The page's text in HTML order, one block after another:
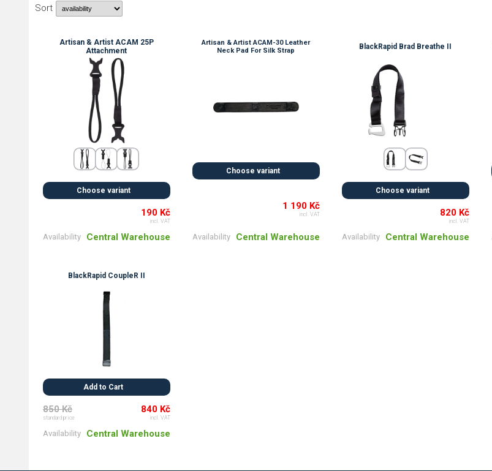
Sort
Artisan & Artist ACAM 25P
Attachment
Choose variant
190 Kč
incl. VAT
Availability Central Warehouse
Artisan & Artist ACAM-30 Leather
Neck Pad For Silk Strap
Choose variant
1 190 Kč
incl. VAT
Availability Central Warehouse
BlackRapid Brad Breathe II
Choose variant
820 Kč
incl. VAT
Availability Central Warehouse
BlackRapid CoupleR II
Add to Cart
850 Kč
standard price
840 Kč
incl. VAT
Availability Central Warehouse